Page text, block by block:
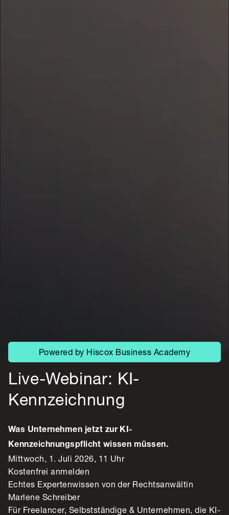
Live-Webinar: KI-
Kennzeichnung
Was Unternehmen jetzt zur KI-
Kennzeichnungspflicht wissen müssen.
Mittwoch, 1. Juli 2026, 11 Uhr
Kostenfrei anmelden
Echtes Expertenwissen von der Rechtsanwältin
Marlene Schreiber
Für Freelancer, Selbstständige & Unternehmen, die KI-
Powered by Hiscox Business Academy